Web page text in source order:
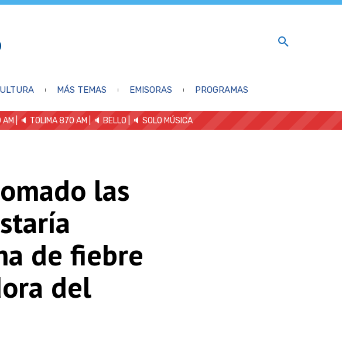
MÁS TEMAS EMISORAS PROGRAMAS
AM | 🔈 TOLIMA 870 AM | 🔈 BELLO 🔈 SOLO MÚSICA
las
de fiebre
del